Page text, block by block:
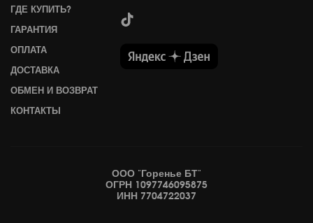
ГДЕ КУПИТЬ?
ГАРАНТИЯ
ОПЛАТА
ДОСТАВКА
ОБМЕН И ВОЗВРАТ
КОНТАКТЫ
ООО "Горенье БТ"
ОГРН 1097746095875
ИНН 7704722037